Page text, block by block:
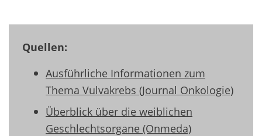
Quellen:
Ausführliche Informationen zum
Thema Vulvakrebs (Journal Onkologie)
Überblick über die weiblichen
Geschlechtsorgane (Onmeda)